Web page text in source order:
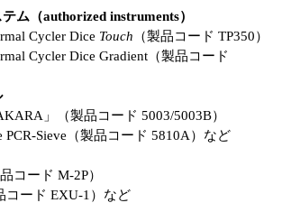
ム（authorized instruments）
Cycler Dice Touch （製品コード TP350）
Cycler Dice Gradient（製品コード
」（製品コード 5003/5003B）
PCR-Sieve（製品コード 5810A）など
コード M-2P）
コード EXU-1）など